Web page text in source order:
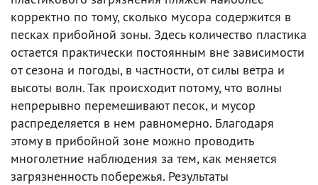
корректно по тому, сколько мусора содержится в
песках прибойной зоны. Здесь количество пластика
остается практически постоянным вне зависимости
от сезона и погоды, в частности, от силы ветра и
высоты волн. Так происходит потому, что волны
непрерывно перемешивают песок, и мусор
распределяется в нем равномерно. Благодаря
этому в прибойной зоне можно проводить
многолетние наблюдения за тем, как меняется
загрязненность побережья. Результаты